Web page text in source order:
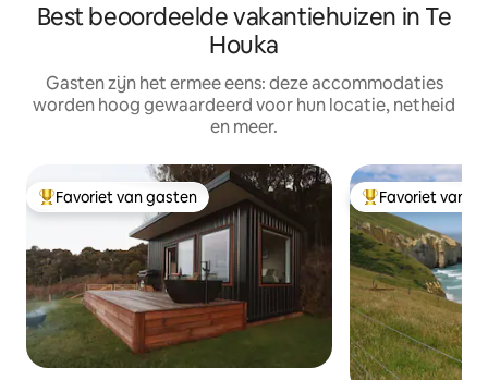
Best beoordeelde vakantiehuizen in Te
Houka
Gasten zijn het ermee eens: deze accommodaties
worden hoog gewaardeerd voor hun locatie, netheid
en meer.
Topfavoriet van gasten
Favoriet van gasten Topfavoriet van
Favoriet van